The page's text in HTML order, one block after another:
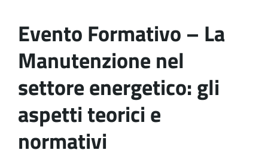
Evento Formativo – La
Manutenzione nel
settore energetico: gli
aspetti teorici e
normativi